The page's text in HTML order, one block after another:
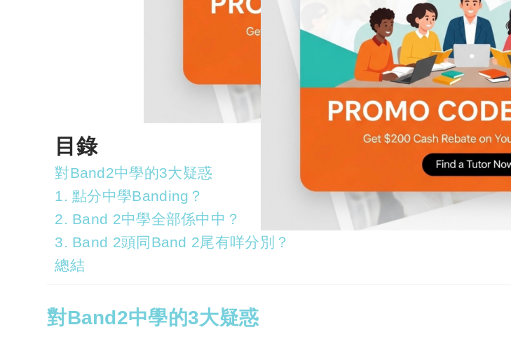
目錄
對Band2中學的3大疑惑
1. 點分中學Banding？
2. Band 2中學全部係中中？
3. Band 2頭同Band 2尾有咩分別？
總結
對Band2中學的3大疑惑